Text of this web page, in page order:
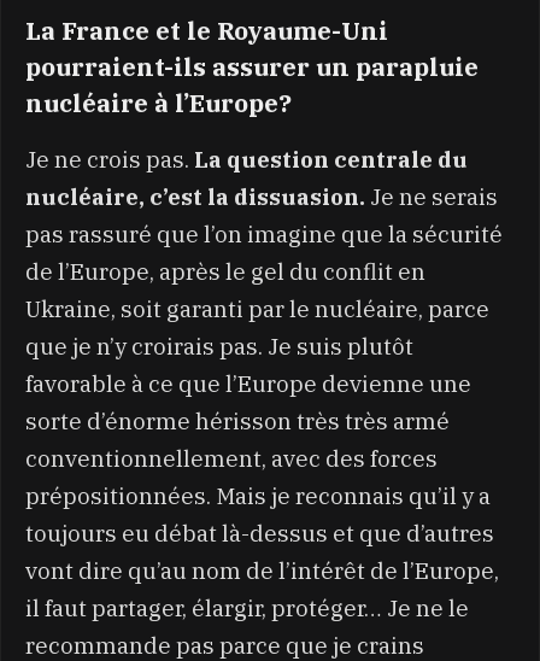
La France et le Royaume-Uni
pourraient-ils assurer un parapluie
nucléaire à l’Europe?
Je ne crois pas. La question centrale du
nucléaire, c’est la dissuasion. Je ne serais
pas rassuré que l’on imagine que la sécurité
de l’Europe, après le gel du conflit en
Ukraine, soit garanti par le nucléaire, parce
que je n’y croirais pas. Je suis plutôt
favorable à ce que l’Europe devienne une
sorte d’énorme hérisson très très armé
conventionnellement, avec des forces
prépositionnées. Mais je reconnais qu’il y a
toujours eu débat là-dessus et que d’autres
vont dire qu’au nom de l’intérêt de l’Europe,
il faut partager, élargir, protéger… Je ne le
recommande pas parce que je crains